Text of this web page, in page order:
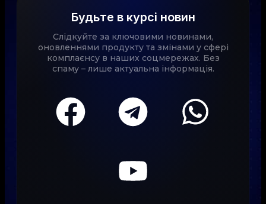
Будьте в курсі новин
Слідкуйте за ключовими новинами,
оновленнями продукту та змінами у сфері
комплаєнсу в наших соцмережах. Без
спаму – лише актуальна інформація.